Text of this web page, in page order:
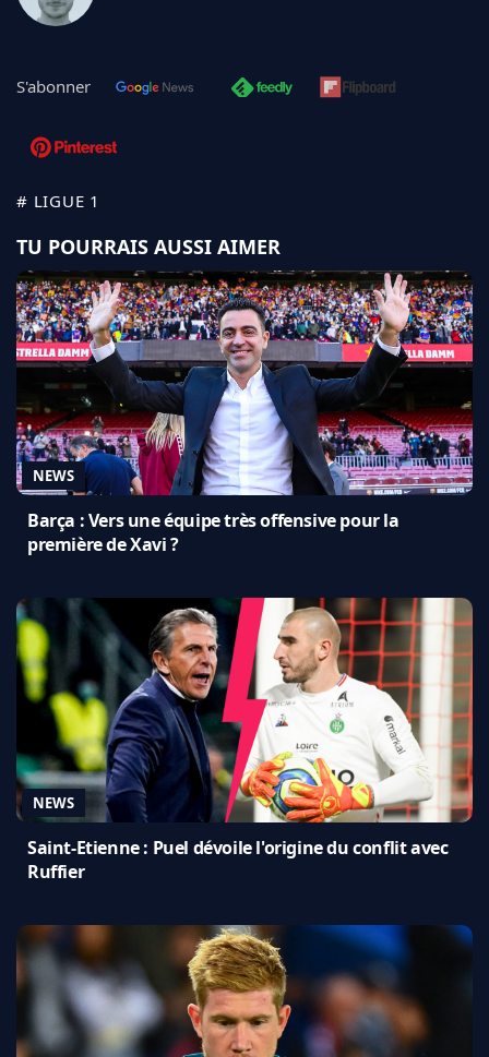
S'abonner
# LIGUE 1
TU POURRAIS AUSSI AIMER
NEWS
Barça : Vers une équipe très offensive pour la
première de Xavi ?
NEWS
Saint-Etienne : Puel dévoile l'origine du conflit avec
Ruffier